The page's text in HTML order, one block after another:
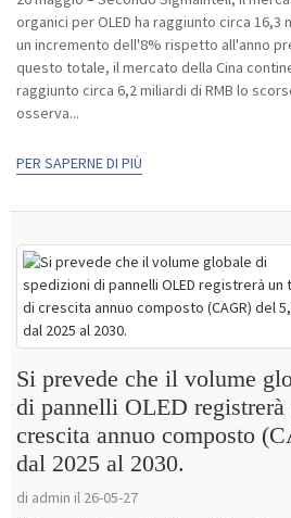
organici per OLED ha raggiunto circa 16,3
un incremento dell'8% rispetto all'anno
questo totale, il mercato della Cina
raggiunto circa 6,2 miliardi di RMB lo
osserva...
PER SAPERNE DI PIÙ
Si prevede che il volume
di pannelli OLED registrerà
crescita annuo composto
dal 2025 al 2030.
di admin il 26-05-27